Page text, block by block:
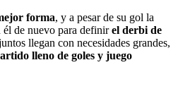
forma, y a pesar de su gol la
él de nuevo para definirel derbi de
llegan con necesidades grandes,
lleno de goles y juego